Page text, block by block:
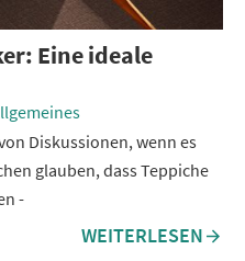
Eine ideale
Diskussionen, wenn es
glauben, dass Teppiche
-
WEITERLESEN